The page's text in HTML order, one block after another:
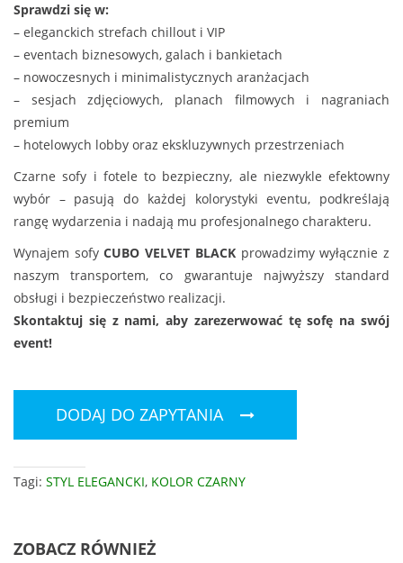
Sprawdzi się w:
– eleganckich strefach chillout i VIP
– eventach biznesowych, galach i bankietach
– nowoczesnych i minimalistycznych aranżacjach
– sesjach zdjęciowych, planach filmowych i nagraniach
premium
– hotelowych lobby oraz ekskluzywnych przestrzeniach
Czarne sofy i fotele to bezpieczny, ale niezwykle efektowny
wybór – pasują do każdej kolorystyki eventu, podkreślają
rangę wydarzenia i nadają mu profesjonalnego charakteru.
Wynajem sofyCUBO VELVET BLACKprowadzimy wyłącznie z
naszym transportem, co gwarantuje najwyższy standard
obsługi i bezpieczeństwo realizacji.
Skontaktuj się z nami, aby zarezerwować tę sofę na swój
event!
DODAJ DO ZAPYTANIA
Tagi: STYL ELEGANCKI, KOLOR CZARNY
ZOBACZ RÓWNIEŻ